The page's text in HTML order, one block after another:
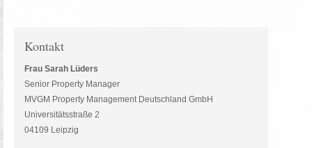
Kontakt
Frau Sarah Lüders
Senior Property Manager
MVGM Property Management Deutschland GmbH
Universitätsstraße 2
04109 Leipzig